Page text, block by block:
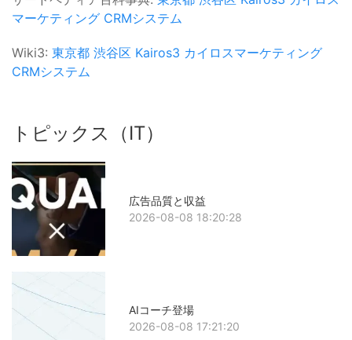
マーケティング CRMシステム
Wiki3: 東京都 渋谷区 Kairos3 カイロスマーケティング
CRMシステム
トピックス（IT）
広告品質と収益
2026-08-08 18:20:28
AIコーチ登場
2026-08-08 17:21:20